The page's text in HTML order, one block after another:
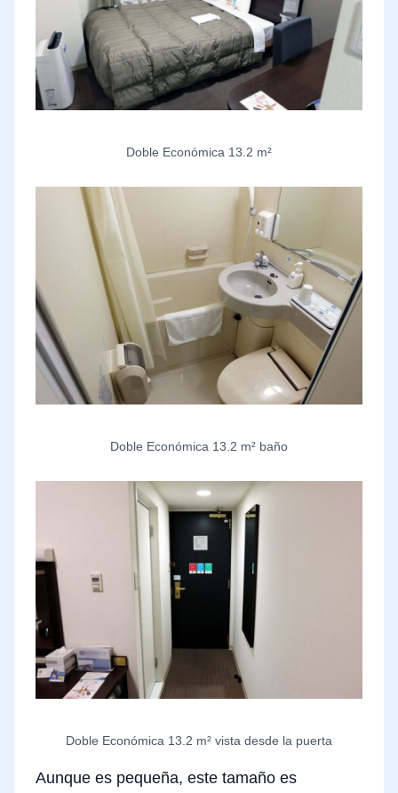
Doble Económica 13.2 m²
Doble Económica 13.2 m² baño
Doble Económica 13.2 m² vista desde la puerta
Aunque es pequeña, este tamaño es